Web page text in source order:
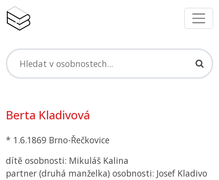
Berta Kladivová
* 1.6.1869 Brno-Řečkovice
dítě osobnosti: Mikuláš Kalina
partner (druhá manželka) osobnosti: Josef Kladivo